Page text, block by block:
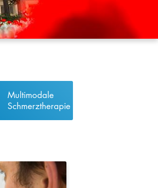
Multimodale
Schmerztherapie